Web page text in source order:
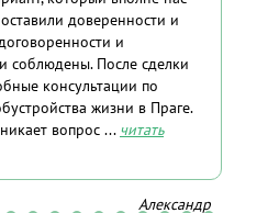
доверенности и
и
соблюдены. После сделки
консультации по
жизни в Праге.
вопрос ... читать
Александр